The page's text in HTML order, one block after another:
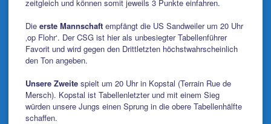
zeitgleich und können somit jeweils 3 Punkte einfahren.
Die erste Mannschaft empfängt die US Sandweiler um 20 Uhr
‚op Flohr‘. Der CSG ist hier als unbesiegter Tabellenführer
Favorit und wird gegen den Drittletzten höchstwahrscheinlich
den Ton angeben.
Unsere Zweite spielt um 20 Uhr in Kopstal (Terrain Rue de
Mersch). Kopstal ist Tabellenletzter und mit einem Sieg
würden unsere Jungs einen Sprung in die obere Tabellenhälfte
schaffen.